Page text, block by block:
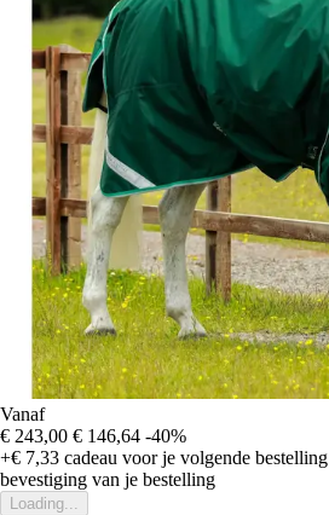
Vanaf
€ 243,00 € 146,64 -40%
+€ 7,33 cadeau voor je volgende bestelling
bevestiging van je bestelling
Loading...